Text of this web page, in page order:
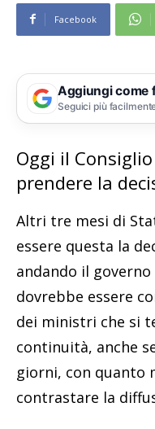
Facebook
Aggiungi come
Seguici più
Oggi il
prendere la
Altri tre mesi di
essere questa la
andando il
dovrebbe essere
dei ministri che si
continuità, anche
giorni, con quanto
contrastare la